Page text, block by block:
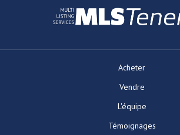
Acheter
Vendre
L'équipe
Témoignages